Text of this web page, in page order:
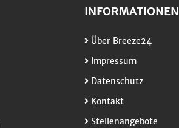
INFORMATIONEN
Über Breeze24
Impressum
Datenschutz
Kontakt
Stellenangebote